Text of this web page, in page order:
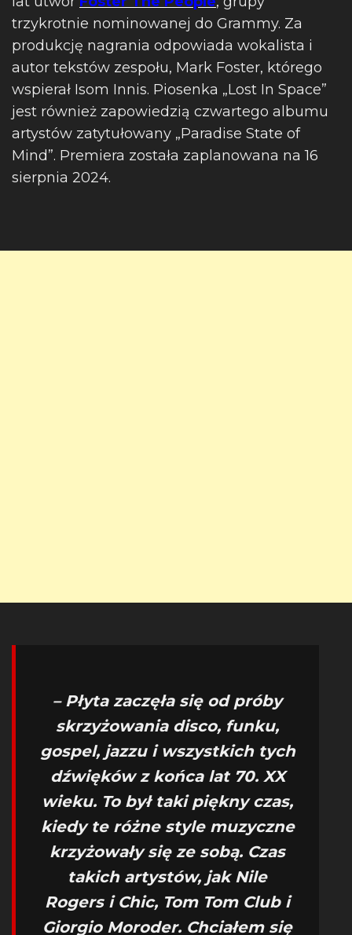
trzykrotnie nominowanej do Grammy. Za
produkcję nagrania odpowiada wokalista i
autor tekstów zespołu, Mark Foster, którego
wspierał Isom Innis. Piosenka „Lost In Space”
jest również zapowiedzią czwartego albumu
artystów zatytułowany „Paradise State of
Mind”. Premiera została zaplanowana na 16
sierpnia 2024.
– Płyta zaczęła się od próby
skrzyżowania disco, funku,
gospel, jazzu i wszystkich tych
dźwięków z końca lat 70. XX
wieku. To był taki piękny czas,
kiedy te różne style muzyczne
krzyżowały się ze sobą. Czas
takich artystów, jak Nile
Rogers i Chic, Tom Tom Club i
Giorgio Moroder. Chciałem się